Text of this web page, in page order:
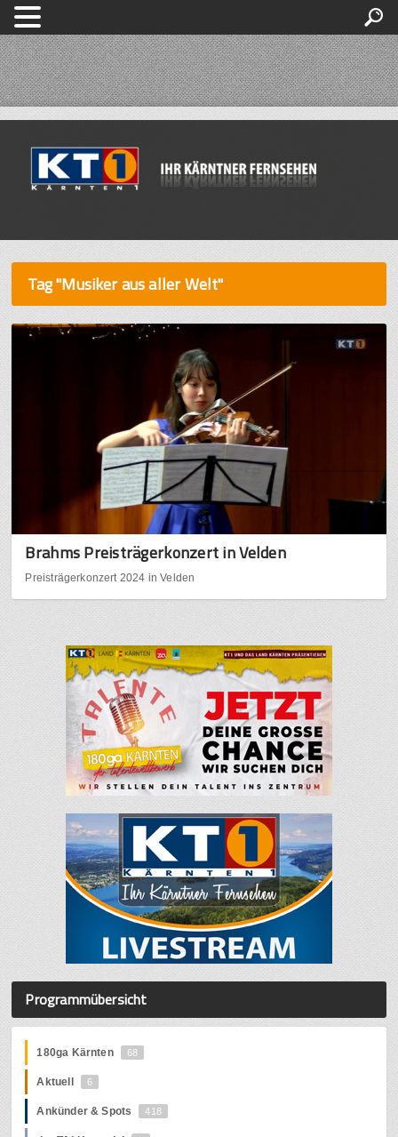
Tag "Musiker aus aller Welt"
Brahms Preisträgerkonzert in Velden
Preisträgerkonzert 2024 in Velden
Programmübersicht
180ga Kärnten 68
Aktuell 6
Ankünder & Spots 418